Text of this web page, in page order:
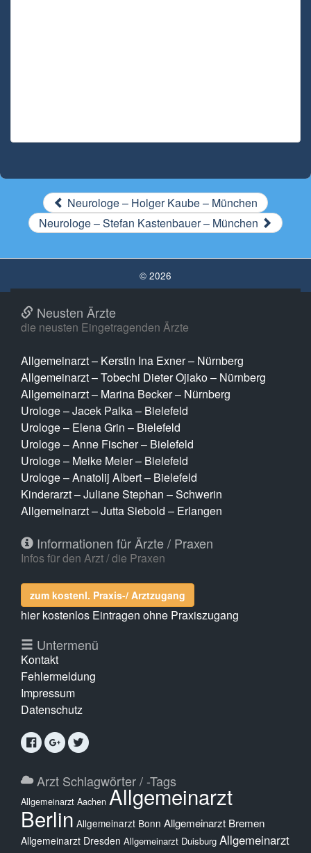
Neurologe – Holger Kaube – München
Neurologe – Stefan Kastenbauer – München
© 2026
Neusten Ärzte
die neusten Eingetragenden Ärzte
Allgemeinarzt – Kerstin Ina Exner – Nürnberg
Allgemeinarzt – Tobechi Dieter Ojiako – Nürnberg
Allgemeinarzt – Marina Becker – Nürnberg
Urologe – Jacek Palka – Bielefeld
Urologe – Elena Grin – Bielefeld
Urologe – Anne Fischer – Bielefeld
Urologe – Meike Meier – Bielefeld
Urologe – Anatolij Albert – Bielefeld
Kinderarzt – Juliane Stephan – Schwerin
Allgemeinarzt – Jutta Siebold – Erlangen
Informationen für Ärzte / Praxen
Infos für den Arzt / die Praxen
zum kostenl. Praxis-/ Arztzugang
hier kostenlos Eintragen ohne Praxiszugang
Untermenü
Kontakt
Fehlermeldung
Impressum
Datenschutz
Arzt Schlagwörter / -Tags
Allgemeinarzt Aachen Allgemeinarzt
Berlin Allgemeinarzt Bonn Allgemeinarzt Bremen
Allgemeinarzt Dresden Allgemeinarzt Duisburg Allgemeinarzt